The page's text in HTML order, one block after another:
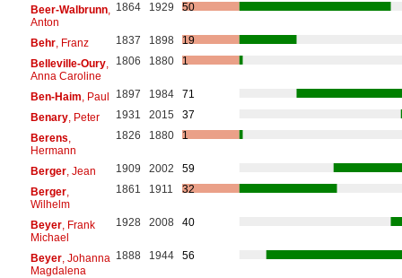
Beer-Walbrunn,
Anton
1864 1929 50
Behr, Franz 1837 1898
19
Belleville-Oury,
Anna Caroline
1806 1880 1
Ben-Haim , Paul 1897 1984
71
Benary, Peter 1931 2015
37
Berens
Hermann
1826 1880 1
Berger, Jean 1909 2002
59
Berger,
Wilhelm
1861 1911 32
Beyer, Frank
Michael
1928 2008 40
Beyer, Johanna
Magdalena
1888 1944 56